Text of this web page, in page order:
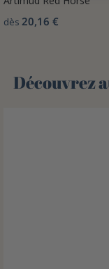
dès 20,16 €
Découvrez